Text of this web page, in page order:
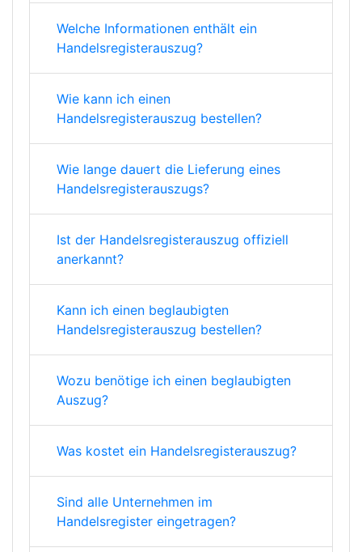
Welche Informationen enthält ein
Handelsregisterauszug?
Wie kann ich einen
Handelsregisterauszug bestellen?
Wie lange dauert die Lieferung eines
Handelsregisterauszugs?
Ist der Handelsregisterauszug offiziell
anerkannt?
Kann ich einen beglaubigten
Handelsregisterauszug bestellen?
Wozu benötige ich einen beglaubigten
Auszug?
Was kostet ein Handelsregisterauszug?
Sind alle Unternehmen im
Handelsregister eingetragen?